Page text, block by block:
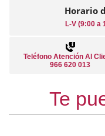
Horario
L-V (9:00 a
Teléfono Atención Al
966 620 013
Te